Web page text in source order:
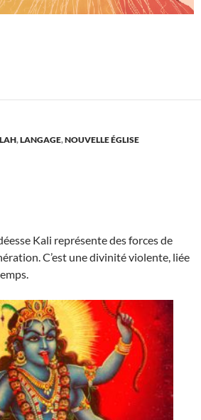
,LANGAGE,NOUVELLE ÉGLISE
Kali représente des forces de
C’est une divinité violente, liée